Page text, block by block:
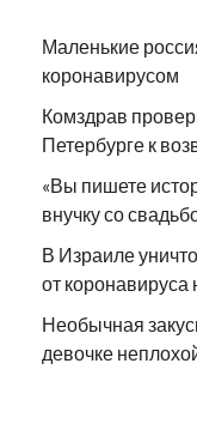
Маленькие
коронавирусом
Комздрав
Петербурге к
«Вы пишете
внучку со
В Израиле
от
Необычная
девочке